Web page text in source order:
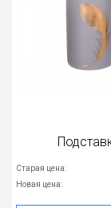
Старая цена:
Новая цена: